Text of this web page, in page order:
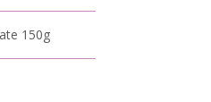
150g